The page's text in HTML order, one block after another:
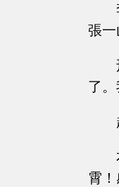
張一
了。
霄